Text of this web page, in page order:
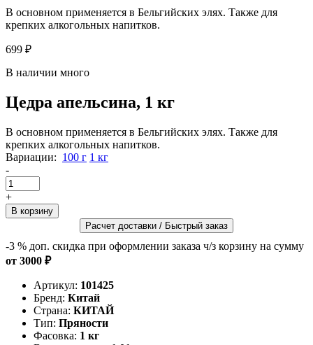
В основном применяется в Бельгийских элях. Также для
крепких алкогольных напитков.
699 ₽
В наличии много
Цедра апельсина, 1 кг
В основном применяется в Бельгийских элях. Также для
крепких алкогольных напитков.
Вариации: 100 г 1 кг
-
+
Расчет доставки / Быстрый заказ
-3 % доп. скидка при оформлении заказа ч/з корзину на сумму
от 3000 ₽
Артикул: 101425
Бренд: Китай
Страна: КИТАЙ
Тип: Пряности
Фасовка: 1 кг